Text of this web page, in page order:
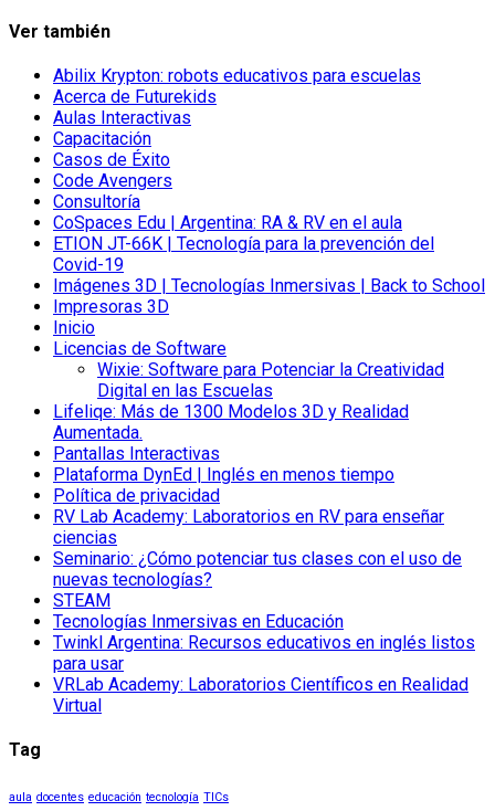
Ver también
Abilix Krypton: robots educativos para escuelas
Acerca de Futurekids
Aulas Interactivas
Capacitación
Casos de Éxito
Code Avengers
Consultoría
CoSpaces Edu | Argentina: RA & RV en el aula
ETION JT-66K | Tecnología para la prevención del
Covid-19
Imágenes 3D | Tecnologías Inmersivas | Back to School
Impresoras 3D
Inicio
Licencias de Software
Wixie: Software para Potenciar la Creatividad
Digital en las Escuelas
Lifeliqe: Más de 1300 Modelos 3D y Realidad
Aumentada.
Pantallas Interactivas
Plataforma DynEd | Inglés en menos tiempo
Política de privacidad
RV Lab Academy: Laboratorios en RV para enseñar
ciencias
Seminario: ¿Cómo potenciar tus clases con el uso de
nuevas tecnologías?
STEAM
Tecnologías Inmersivas en Educación
Twinkl Argentina: Recursos educativos en inglés listos
para usar
VRLab Academy: Laboratorios Científicos en Realidad
Virtual
Tag
aula docentes educación tecnología TICs